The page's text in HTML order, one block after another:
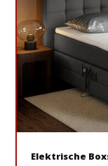
Elektrische